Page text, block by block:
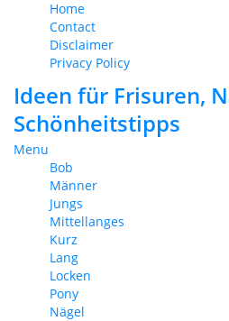
Home
Contact
Disclaimer
Privacy Policy
Ideen für Frisuren,
Schönheitstipps
Menu
Bob
Männer
Jungs
Mittellanges
Kurz
Lang
Locken
Pony
Nägel